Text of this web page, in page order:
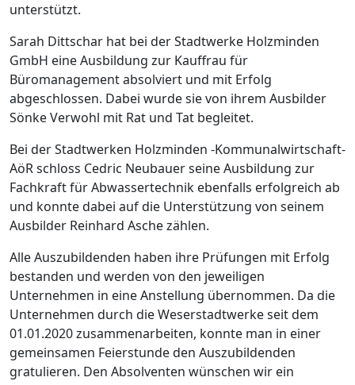
unterstützt.
Sarah Dittschar hat bei der Stadtwerke Holzminden
GmbH eine Ausbildung zur Kauffrau für
Büromanagement absolviert und mit Erfolg
abgeschlossen. Dabei wurde sie von ihrem Ausbilder
Sönke Verwohl mit Rat und Tat begleitet.
Bei der Stadtwerken Holzminden -Kommunalwirtschaft-
AöR schloss Cedric Neubauer seine Ausbildung zur
Fachkraft für Abwassertechnik ebenfalls erfolgreich ab
und konnte dabei auf die Unterstützung von seinem
Ausbilder Reinhard Asche zählen.
Alle Auszubildenden haben ihre Prüfungen mit Erfolg
bestanden und werden von den jeweiligen
Unternehmen in eine Anstellung übernommen. Da die
Unternehmen durch die Weserstadtwerke seit dem
01.01.2020 zusammenarbeiten, konnte man in einer
gemeinsamen Feierstunde den Auszubildenden
gratulieren. Den Absolventen wünschen wir ein